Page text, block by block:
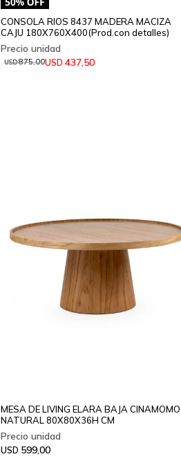
CONSOLA RIOS 8437 MADERA MACIZA
CAJU 180X760X400(Prod.con detalles)
USD 437,50
USD875,00
MESA DE LIVING ELARA BAJA CINAMOMO
NATURAL 80X80X36H CM
USD 599,00